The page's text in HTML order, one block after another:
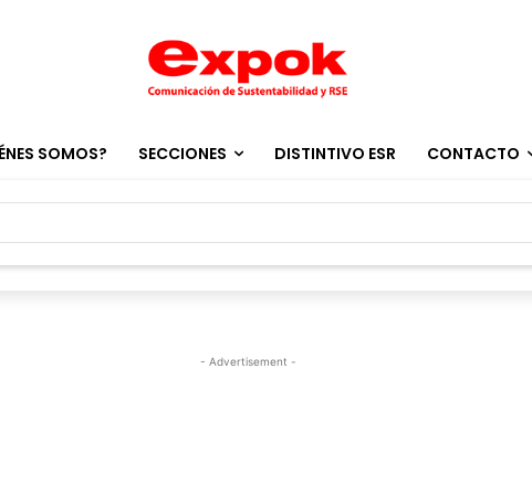
SOMOS? SECCIONES DISTINTIVO ESR CONTACTO
- Advertisement -